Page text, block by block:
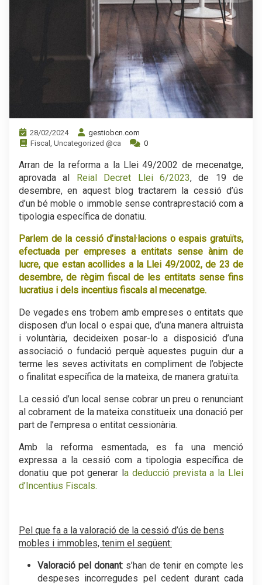
28/02/2024
gestiobcn.com
Fiscal , Uncategorized @ca 0
Arran de la reforma a la Llei 49/2002 de mecenatge,
aprovada al
Reial Decret Llei 6/2023, de 19 de
desembre, en aquest blog tractarem la cessió d’ús
d’un bé moble o immoble sense contraprestació com a
tipologia específica de donatiu.
Parlem de la cessió d’instal·lacions o espais gratuïts,
efectuada per empreses a entitats sense ànim de
lucre, que estan acollides a la Llei 49/2002, de 23 de
desembre, de règim fiscal de les entitats sense fins
lucratius i dels incentius fiscals al mecenatge.
De vegades ens trobem amb empreses o entitats que
disposen d’un local o espai que, d’una manera altruista
i voluntària, decideixen posar-lo a disposició d’una
associació o fundació perquè aquestes puguin dur a
terme les seves activitats en compliment de l’objecte
o finalitat específica de la mateixa, de manera gratuïta.
La cessió d’un local sense cobrar un preu o renunciant
al cobrament de la mateixa constitueix una donació per
part de l’empresa o entitat cessionària.
Amb la reforma esmentada, es fa una menció
expressa a la cessió com a tipologia específica de
donatiu que pot generar la deducció prevista a la Llei
d’Incentius Fiscals.
Pel que fa a la valoració de la cessió d’ús de bens
mobles i immobles, tenim el següent:
Valoració pel donant: s’han de tenir en compte les
despeses incorregudes pel cedent durant cada